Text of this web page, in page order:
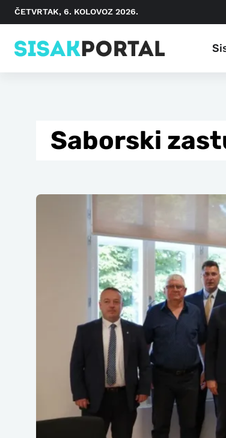
ČETVRTAK, 6. KOLOVOZ 2026.
Saborski